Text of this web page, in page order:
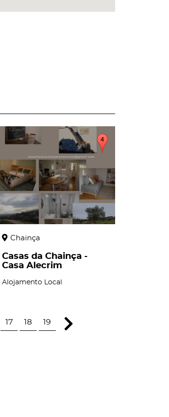
page
Chainça
Casas da Chainça -
Casa Alecrim
Alojamento Local
17 18 19